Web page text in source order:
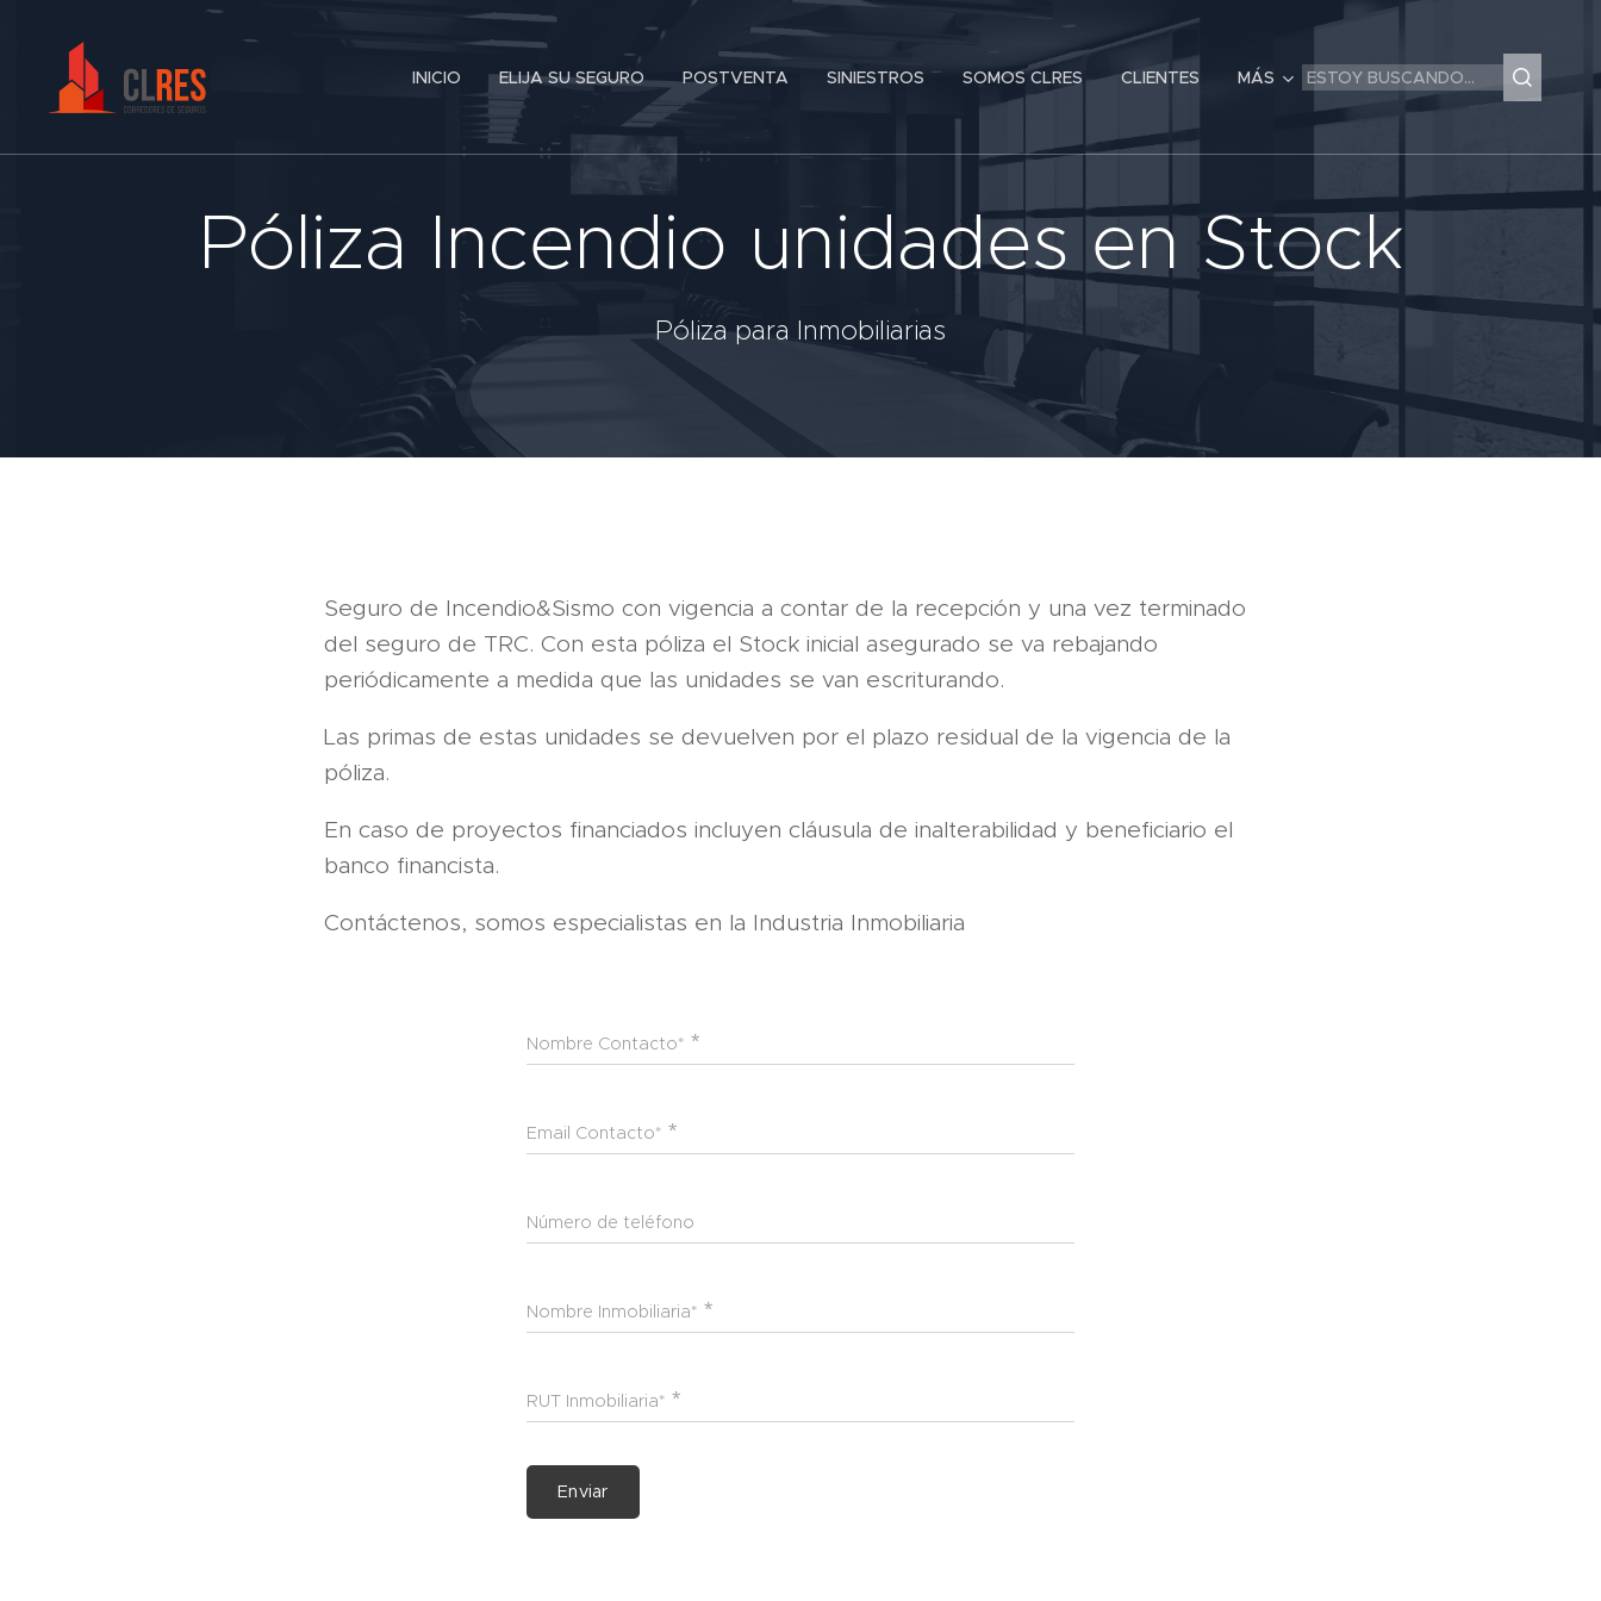
INICIO ELIJA SU SEGURO POSTVENTA SINIESTROS SOMOS CLRES CLIENTES MÁS
Póliza Incendio unidades en Stock
Póliza para Inmobiliarias
Seguro de Incendio&Sismo con vigencia a contar de la recepción y una vez terminado
del seguro de TRC. Con esta póliza el Stock inicial asegurado se va rebajando
periódicamente a medida que las unidades se van escriturando.
Las primas de estas unidades se devuelven por el plazo residual de la vigencia de la
póliza.
En caso de proyectos financiados incluyen cláusula de inalterabilidad y beneficiario el
banco financista.
Contáctenos, somos especialistas en la Industria Inmobiliaria
Nombre Contacto*
Email Contacto*
Número de teléfono
Nombre Inmobiliaria*
RUT Inmobiliaria*
Enviar